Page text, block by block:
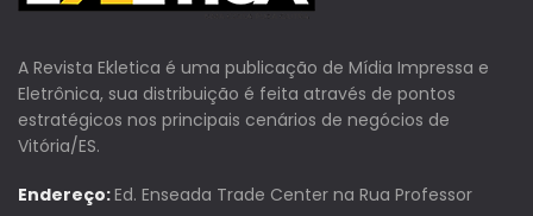
A Revista Ekletica é uma publicação de Mídia Impressa e
Eletrônica, sua distribuição é feita através de pontos
estratégicos nos principais cenários de negócios de
Vitória/ES.
Endereço:Ed. Enseada Trade Center na Rua Professor